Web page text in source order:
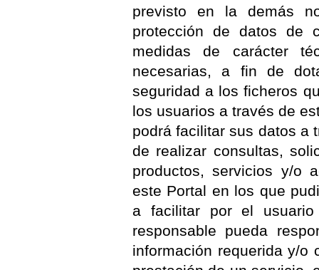
previsto en la demás
protección de datos de
medidas de carácter
necesarias, a fin de
seguridad a los ficheros
los usuarios a través de
podrá facilitar sus datos a
de realizar consultas,
productos, servicios y/o
este Portal en los que
a facilitar por el
responsable pueda
información requerida y/o